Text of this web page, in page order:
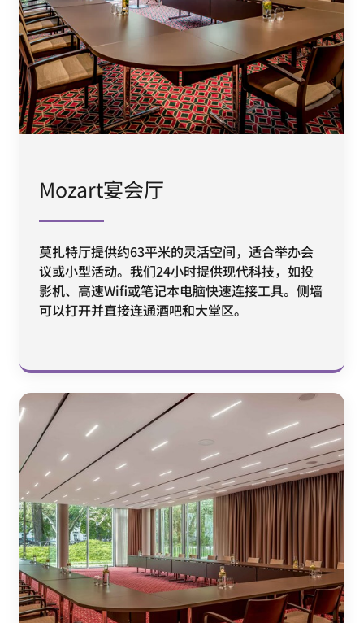
Mozart宴会厅
莫扎特厅提供约63平米的灵活空间，适合举办会
议或小型活动。我们24小时提供现代科技，如投
影机、高速Wifi或笔记本电脑快速连接工具。侧墙
可以打开并直接连通酒吧和大堂区。